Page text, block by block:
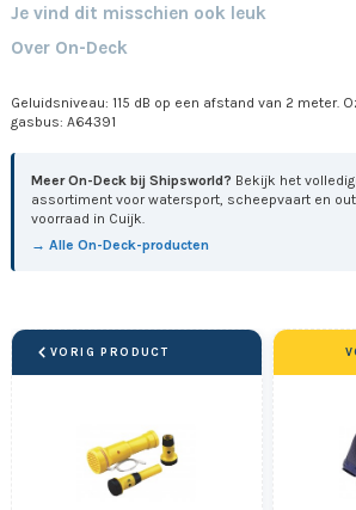
Je vind dit misschien ook leuk
Over On-Deck
Geluidsniveau: 115 dB op een afstand van 2 meter.
gasbus: A64391
Meer On-Deck bij Shipsworld? Bekijk het
assortiment voor watersport, scheepvaart en
voorraad in Cuijk.
→ Alle On-Deck-producten
VORIG PRODUCT